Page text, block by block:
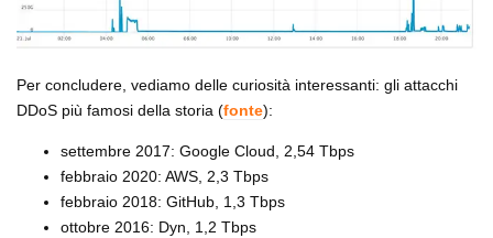
Per concludere, vediamo delle curiosità interessanti: gli attacchi
DDoS più famosi della storia (fonte):
settembre 2017: Google Cloud, 2,54 Tbps
febbraio 2020: AWS, 2,3 Tbps
febbraio 2018: GitHub, 1,3 Tbps
ottobre 2016: Dyn, 1,2 Tbps